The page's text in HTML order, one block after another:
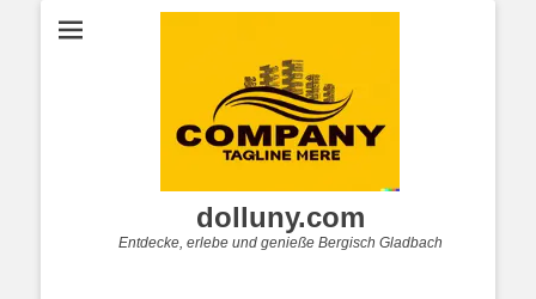
dolluny.com
Entdecke, erlebe und genieße Bergisch Gladbach